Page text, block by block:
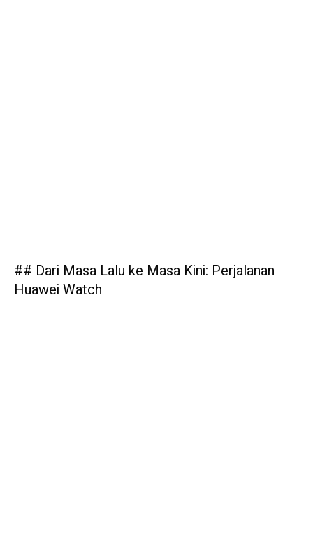
## Dari Masa Lalu ke Masa Kini: Perjalanan
Huawei Watch